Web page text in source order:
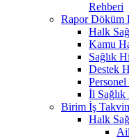
Rehberi
Rapor Döküm
Halk
Kamu
Sağlık
Destek
Personel
İl
Birim İş
Halk